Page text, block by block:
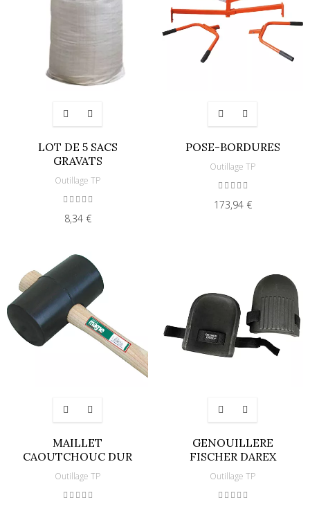
LOT DE 5 SACS
GRAVATS
Outillage TP
8,34 €
POSE-BORDURES
Outillage TP
173,94 €
MAILLET
CAOUTCHOUC DUR
Outillage TP
GENOUILLERE
FISCHER DAREX
Outillage TP